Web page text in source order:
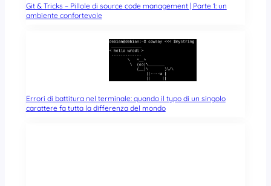
Git & Tricks – Pillole di source code management | Parte 1: un
ambiente confortevole
Errori di battitura nel terminale: quando il typo di un singolo
carattere fa tutta la differenza del mondo